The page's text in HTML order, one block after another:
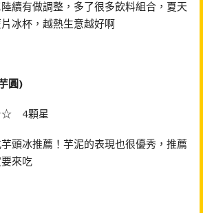
續有做調整，多了很多飲料組合，夏天
冰杯，越熱生意越好啊
圓)
4顆星
頭冰推薦！芋泥的表現也很優秀，推薦
來吃